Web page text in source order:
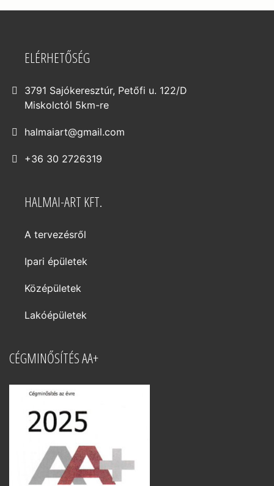
ELÉRHETŐSÉG
3791 Sajókeresztúr, Petőfi u. 122/D
Miskolctól 5km-re
halmaiart@gmail.com
+36 30 2726319
HALMAI-ART KFT.
A tervezésről
Ipari épületek
Középületek
Lakóépületek
CÉGMINŐSÍTÉS AA+